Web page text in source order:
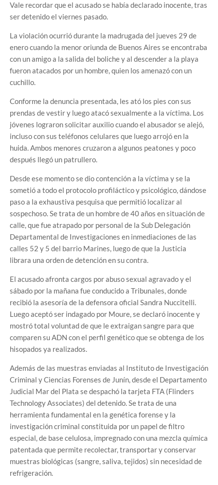
Vale recordar que el acusado se había declarado inocente, tras
ser detenido el viernes pasado.
La violación ocurrió durante la madrugada del jueves 29 de
enero cuando la menor oriunda de Buenos Aires se encontraba
con un amigo a la salida del boliche y al descender a la playa
fueron atacados por un hombre, quien los amenazó con un
cuchillo.
Conforme la denuncia presentada, les ató los pies con sus
prendas de vestir y luego atacó sexualmente a la víctima. Los
jóvenes lograron solicitar auxilio cuando el abusador se alejó,
incluso con sus teléfonos celulares que luego arrojó en la
huida. Ambos menores cruzaron a algunos peatones y poco
después llegó un patrullero.
Desde ese momento se dio contención a la víctima y se la
sometió a todo el protocolo profiláctico y psicológico, dándose
paso a la exhaustiva pesquisa que permitió localizar al
sospechoso. Se trata de un hombre de 40 años en situación de
calle, que fue atrapado por personal de la Sub Delegación
Departamental de Investigaciones en inmediaciones de las
calles 52 y 5 del barrio Marines, luego de que la Justicia
librara una orden de detención en su contra.
El acusado afronta cargos por abuso sexual agravado y el
sábado por la mañana fue conducido a Tribunales, donde
recibió la asesoría de la defensora oficial Sandra Nuccitelli.
Luego aceptó ser indagado por Moure, se declaró inocente y
mostró total voluntad de que le extraigan sangre para que
comparen su ADN con el perfil genético que se obtenga de los
hisopados ya realizados.
Además de las muestras enviadas al Instituto de Investigación
Criminal y Ciencias Forenses de Junín, desde el Departamento
Judicial Mar del Plata se despachó la tarjeta FTA (Flinders
Technology Associates) del detenido. Se trata de una
herramienta fundamental en la genética forense y la
investigación criminal constituida por un papel de filtro
especial, de base celulosa, impregnado con una mezcla química
patentada que permite recolectar, transportar y conservar
muestras biológicas (sangre, saliva, tejidos) sin necesidad de
refrigeración.